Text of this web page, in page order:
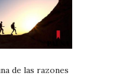
de las razones